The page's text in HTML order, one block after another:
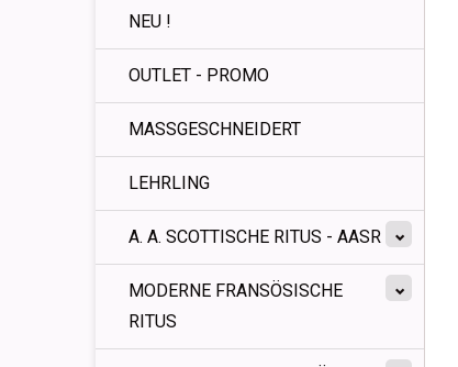
NEU !
OUTLET - PROMO
MASSGESCHNEIDERT
LEHRLING
A. A. SCOTTISCHE RITUS - AASR
MODERNE FRANSÖSISCHE
RITUS